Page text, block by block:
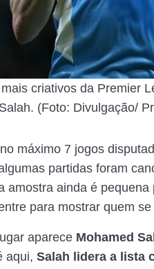
criativos da Premier
(Foto: Divulgação/
máximo 7 jogos
partidas foram
amostra ainda é
para mostrar quem
aparece Mohamed
aqui, Salah lidera a lista